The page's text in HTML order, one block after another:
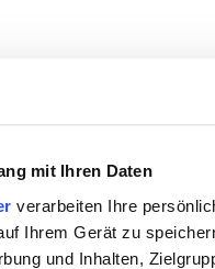
mit Ihren Daten
verarbeiten Ihre
Ihrem Gerät zu
und Inhalten,